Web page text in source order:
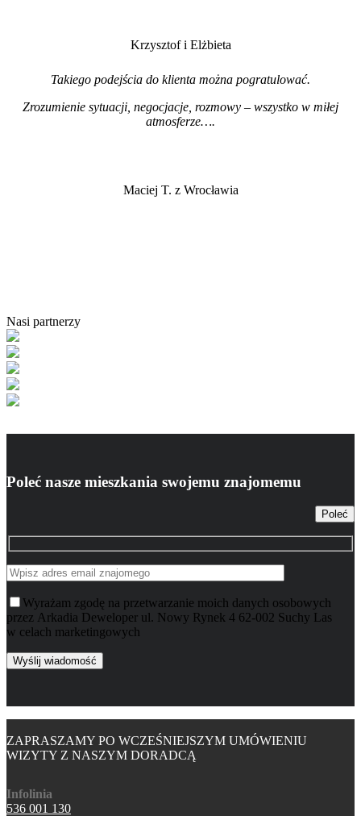
Krzysztof i Elżbieta
Takiego podejścia do klienta można pogratulować.
Zrozumienie sytuacji, negocjacje, rozmowy – wszystko w miłej
atmosferze….
Maciej T. z Wrocławia
Nasi partnerzy
Poleć nasze mieszkania swojemu znajomemu
Poleć
Wyrażam zgodę na przetwarzanie moich danych osobowych
przez Arkadia Deweloper ul. Nowy Rynek 4 62-002 Suchy Las
w celach marketingowych
ZAPRASZAMY PO WCZEŚNIEJSZYM UMÓWIENIU
WIZYTY Z NASZYM DORADCĄ
Infolinia
536 001 130